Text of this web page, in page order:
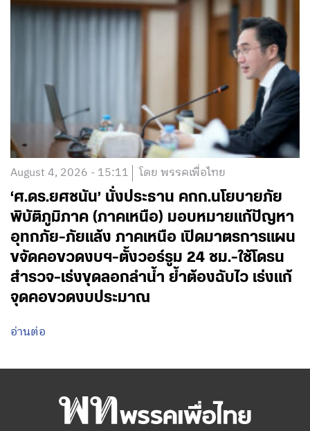
August 4, 2026 - 15:11 โดย พรรคเพื่อไทย
‘ศ.ดร.ยศชนัน’ นั่งประธาน คกก.นโยบายภัย
พิบัติภูมิภาค (ภาคเหนือ) มอบหมายแก้ปัญหา
อุทกภัย-ภัยแล้ง ภาคเหนือ เปิดมาตรการแผน
ขจัดคอขวดงบฯ-ตั้งวอร์รูม 24 ชม.-ใช้โดรน
สำรวจ-เร่งขุดลอกลำน้ำ ย้ำต้องฉับไว เร่งแก้
จุดคอขวดงบประมาณ
อ่านต่อ